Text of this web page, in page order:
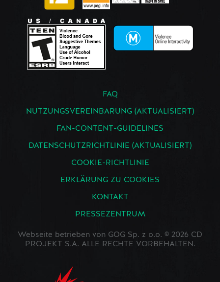
FAQ
NUTZUNGSVEREINBARUNG (AKTUALISIERT)
FAN-CONTENT-GUIDELINES
DATENSCHUTZRICHTLINIE (AKTUALISIERT)
COOKIE-RICHTLINIE
ERKLÄRUNG ZU COOKIES
KONTAKT
PRESSEZENTRUM
Webseite betrieben von GOG Sp. z o.o. © 2026 CD
PROJEKT S.A. ALLE RECHTE VORBEHALTEN.